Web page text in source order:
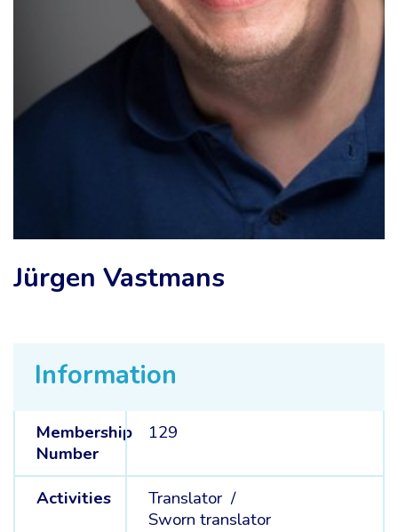
Information
Membership
Number
129
Activities
Translator /
Sworn translator
Jürgen Vastmans